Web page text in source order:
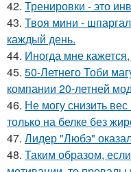
42. Тренировки - это
43. Твоя мини -
каждый день.
44. Иногда мне
45. 50-Летнего Тоби
компании 20-летней
46. Не могу снизить
только на белке без
47. Лидер "Любэ"
48. Таким образом,